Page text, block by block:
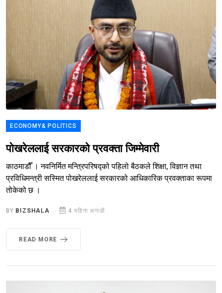
ECONOMY& POLITICS
पोखरेललाई सरकारको प्रवक्ता जिम्मेवारी
काठमाडौँ । नवनिर्मित मन्त्रिपरिषद्को पहिलो बैठकले शिक्षा, विज्ञान तथा
प्रविधिमन्त्री सस्मित पोखरेललाई सरकारको आधिकारिक प्रवक्ताका रूपमा
तोकेको छ ।
BY BIZSHALA 4 महिना अगाडी
READ MORE